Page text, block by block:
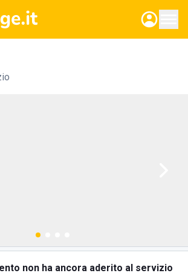
non ha ancora aderito al servizio